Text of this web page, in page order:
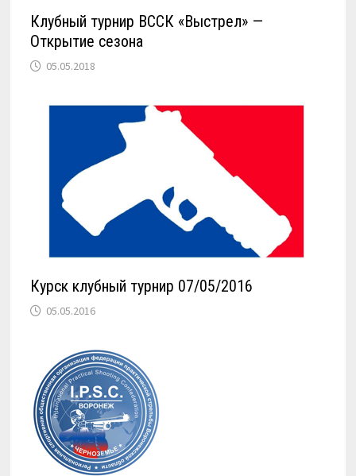
Клубный турнир ВССК «Выстрел» —
Открытие сезона
05.05.2018
Курск клубный турнир 07/05/2016
05.05.2016